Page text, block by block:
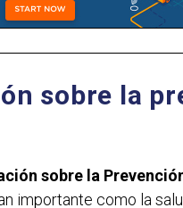
sobre la
sobre la
importante como la